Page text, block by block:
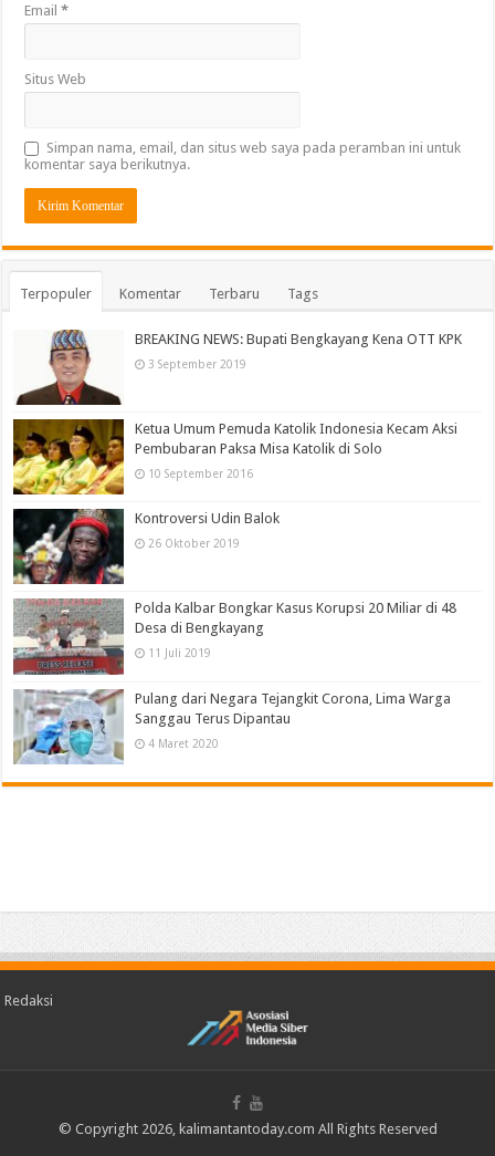
Email*
Situs Web
Simpan nama, email, dan situs web saya pada peramban ini untuk
komentar saya berikutnya.
Terpopuler Komentar Terbaru Tags
BREAKING NEWS: Bupati Bengkayang Kena OTT KPK
3 September 2019
Ketua Umum Pemuda Katolik Indonesia Kecam Aksi
Pembubaran Paksa Misa Katolik di Solo
10 September 2016
Kontroversi Udin Balok
26 Oktober 2019
Polda Kalbar Bongkar Kasus Korupsi 20 Miliar di 48
Desa di Bengkayang
11 Juli 2019
Pulang dari Negara Tejangkit Corona, Lima Warga
Sanggau Terus Dipantau
4 Maret 2020
Redaksi
© Copyright 2026, kalimantantoday.com All Rights Reserved